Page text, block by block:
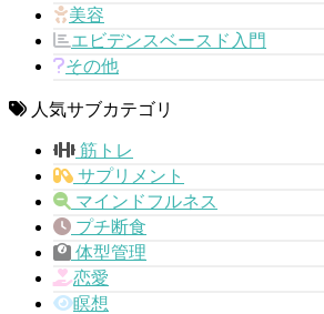
美容
エビデンスベースド入門
その他
人気サブカテゴリ
筋トレ
サプリメント
マインドフルネス
プチ断食
体型管理
恋愛
瞑想